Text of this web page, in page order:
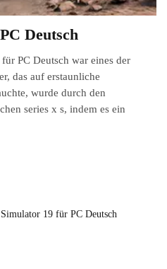
Deutsch
PC Deutsch war eines der
das auf erstaunliche
wurde durch den
series x s, indem es ein
19 für PC Deutsch